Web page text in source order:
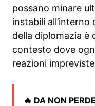
possano minare
instabili
della diplomazia è
contesto dove
reazioni
🔥 DA NON